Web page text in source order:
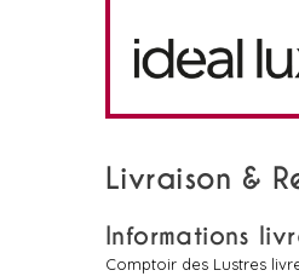
Livraison &
Informations
Comptoir des Lustres